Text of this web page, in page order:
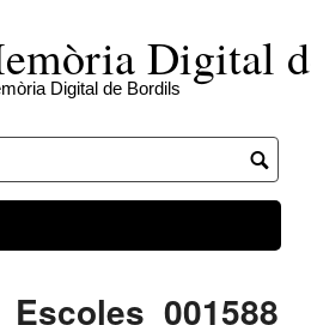
Digital
Digital de Bordils